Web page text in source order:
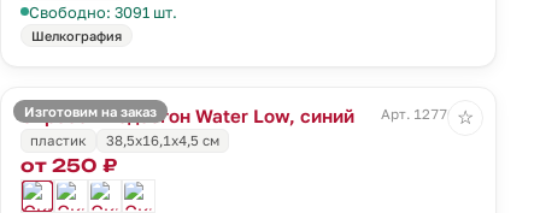
Свободно: 3091 шт.
Шелкография
Изготовим на заказ
Скребок-водосгон Water Low, синий
Арт. 12776.40
пластик
38,5x16,1x4,5 см
от 250 ₽
☆